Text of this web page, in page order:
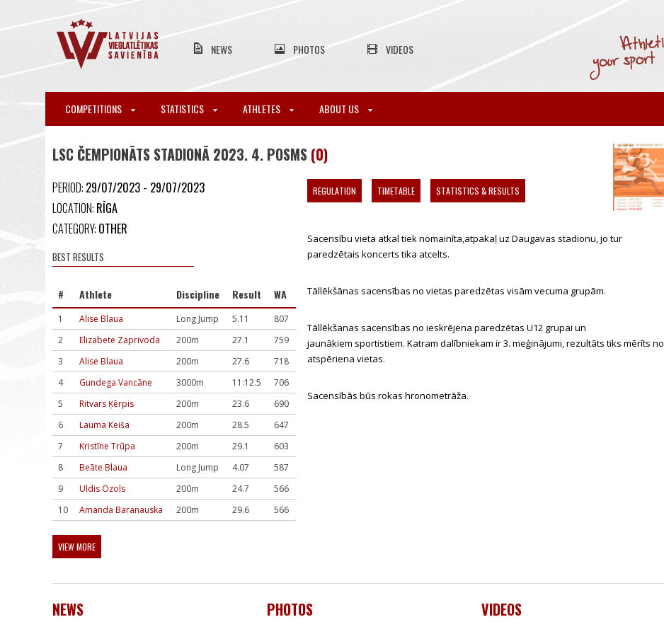
NEWS PHOTOS VIDEOS
COMPETITIONS STATISTICS ATHLETES ABOUT US
LSC ČEMPIONĀTS STADIONĀ 2023. 4. POSMS (0)
PERIOD: 29/07/2023 - 29/07/2023
LOCATION: RĪGA
CATEGORY: OTHER
BEST RESULTS
# Athlete Discipline Result WA
1 Alise Blaua Long Jump 5.11
807
2
Elizabete Zaprivoda 200m 27.1
759
3
Alise Blaua 200m 27.6
718
4
Gundega Vancāne 3000m 11:12.5
706
5
Ritvars Ķērpis 200m 23.6
690
6
Lauma Keiša 200m 28.5
647
7
Kristīne Trūpa 200m 29.1
603
8
Beāte Blaua Long Jump 4.07
587
9
Uldis Ozols 200m 24.7
566
10
Amanda Baranauska 200m 29.6 566
VIEW MORE
REGULATION TIMETABLE STATISTICS & RESULTS
Sacensību vieta atkal tiek nomainīta,atpakaļ uz Daugavas stadionu, jo tur
paredzētais koncerts tika atcelts.
Tāllēkšānas sacensības no vietas paredzētas visām vecuma grupām.
Tāllēkšanas sacensības no ieskrējena paredzētas U12 grupai un
jaunākiem sportistiem. Katram dalībniekam ir 3. meģinājumi, rezultāts tiks mērīts no
atspēriena vietas.
Sacensībās būs rokas hronometrāža.
NEWS PHOTOS VIDEOS